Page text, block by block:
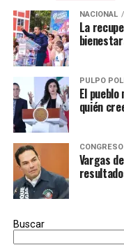
NACIONAL
La
PULPO
El
quién
Vargas
Buscar